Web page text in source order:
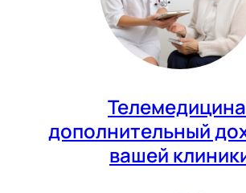
дополнительный
вашей